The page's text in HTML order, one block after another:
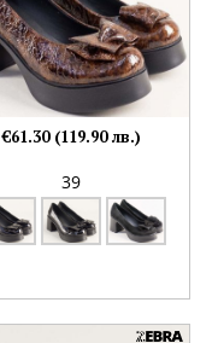
39
€61.30 (119.90 лв.)